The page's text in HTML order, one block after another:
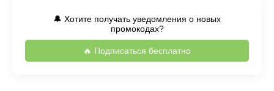
🔔 Хотите получать уведомления о новых
промокодах?
🔥 Подписаться бесплатно